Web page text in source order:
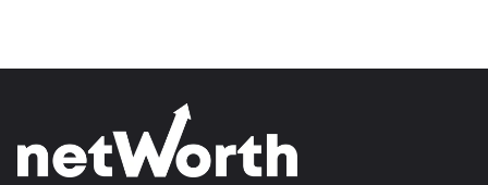
Insignia Life